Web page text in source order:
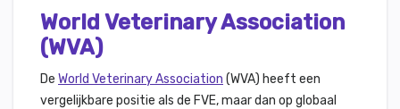
World Veterinary Association
(WVA)
De World Veterinary Association (WVA) heeft een
vergelijkbare positie als de FVE, maar dan op globaal